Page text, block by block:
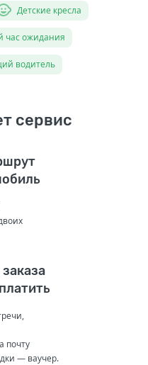
Детские кресла
час ожидания
водитель
сервис
почту
— ваучер.